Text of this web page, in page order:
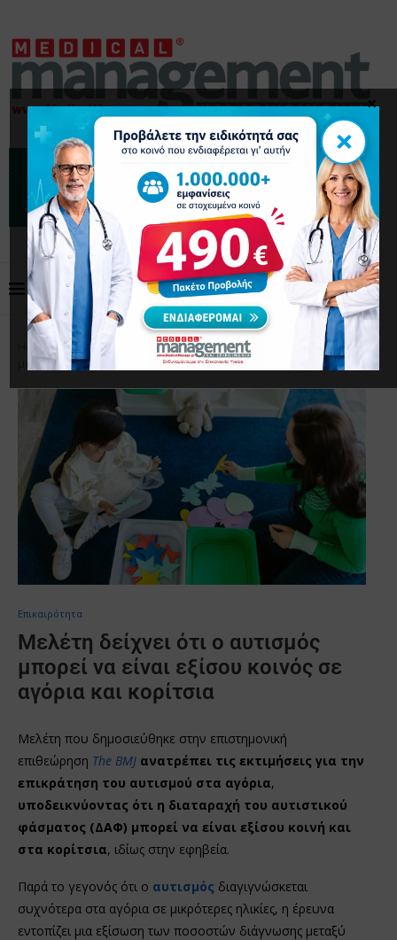
Home Επικαιρότητα
Μελέτη δείχνει ότι ο αυτισμός
μπορεί να είναι εξίσου κοινός σε αγόρια και κορίτσια
Επικαιρότητα
Μελέτη δείχνει ότι ο αυτισμός
μπορεί να είναι εξίσου κοινός σε
αγόρια και κορίτσια
Μελέτη που δημοσιεύθηκε στην επιστημονική
επιθεώρηση The BMJ ανατρέπει τις εκτιμήσεις για την
επικράτηση του αυτισμού στα αγόρια,
υποδεικνύοντας ότι η διαταραχή του αυτιστικού
φάσματος (ΔΑΦ) μπορεί να είναι εξίσου κοινή και
στα κορίτσια, ιδίως στην εφηβεία.
Παρά το γεγονός ότι ο αυτισμός διαγιγνώσκεται
συχνότερα στα αγόρια σε μικρότερες ηλικίες, η έρευνα
εντοπίζει μια εξίσωση των ποσοστών διάγνωσης μεταξύ
×
×